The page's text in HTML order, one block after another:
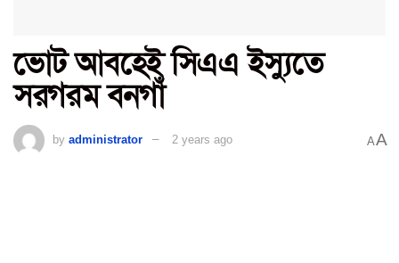
ভোট আবহেই সিএএ ইস্যুতে
সরগরম বনগাঁ
by administrator 2 years ago AA